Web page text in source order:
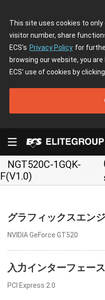
This site uses cookies to
visitor number, share
ECS's Privacy Policy for
browsing our website, you
ECS' use of cookies by clicking
NGT520C-1GQK-
F(V1.0)
グラフィックスエン
NVIDIA GeForce GT520
入力インターフェース
PCI Express 2.0